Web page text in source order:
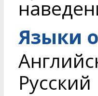
Языки
Русский